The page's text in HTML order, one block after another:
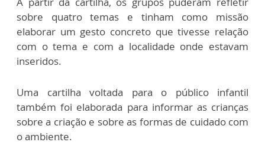
sobre quatro temas e tinham como missão
elaborar um gesto concreto que tivesse relação
com o tema e com a localidade onde estavam
inseridos.
Uma cartilha voltada para o público infantil
também foi elaborada para informar as crianças
sobre a criação e sobre as formas de cuidado com
o ambiente.